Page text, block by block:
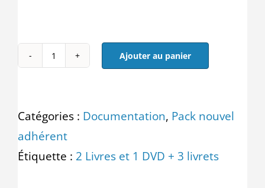
quantité
Pack
nouvel
adhérent
Ajouter au panier
Catégories : Documentation, Pack nouvel
adhérent
Étiquette : 2 Livres et 1 DVD + 3 livrets